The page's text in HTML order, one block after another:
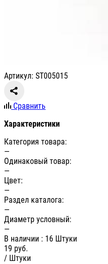
Артикул: ST005015
Сравнить
Характеристики
Категория товара:
—
Одинаковый товар:
—
Цвет:
—
Раздел каталога:
—
Диаметр условный:
—
В наличии : 16 Штуки
19 руб.
/ Штуки